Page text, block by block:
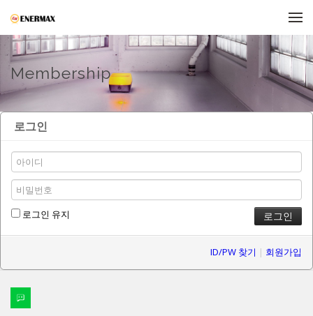
Membership
로그인
로그인 유지
ID/PW 찾기 | 회원가입